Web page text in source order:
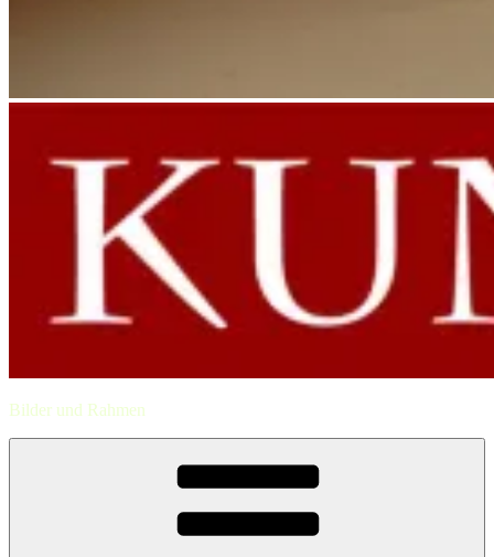
Bilder und Rahmen